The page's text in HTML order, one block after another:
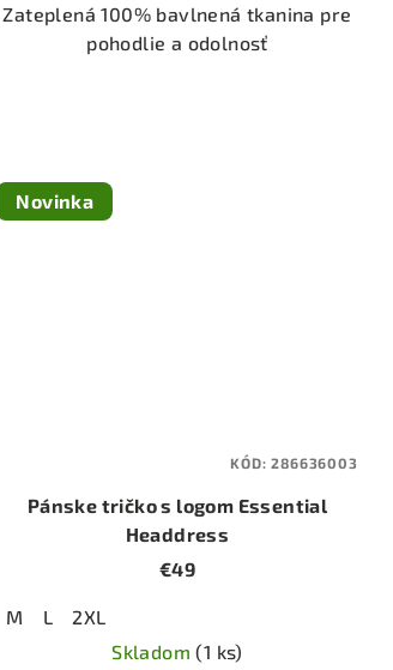
Zateplená 100% bavlnená tkanina pre
pohodlie a odolnosť
Novinka
Pánske tričko s logom Essential
Headdress
€49
M L
2XL
Skladom(1 ks)
KÓD:286636003